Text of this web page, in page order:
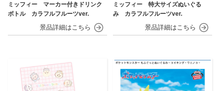
ミッフィー マーカー付きドリンク
ボトル カラフルフルーツver.
ミッフィー 特大サイズぬいぐる
み カラフルフルーツver.